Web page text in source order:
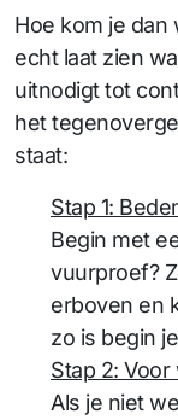
Hoe kom je
echt laat zien
uitnodigt tot
het
staat:
Stap 1:
Begin met
vuurproef?
erboven en
zo is begin
Stap 2:
Als je niet